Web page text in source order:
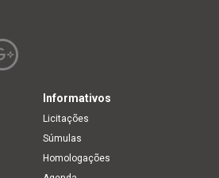
Informativos
Licitações
Súmulas
Homologações